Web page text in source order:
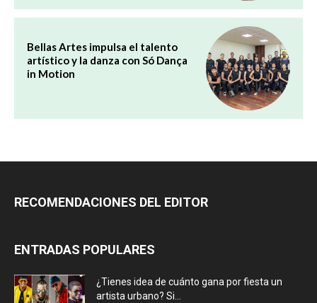
Bellas Artes impulsa el talento
artístico y la danza con Só Dança
in Motion
RECOMENDACIONES DEL EDITOR
ENTRADAS POPULARES
¿Tienes idea de cuánto gana por fiesta un
artista urbano? Si...